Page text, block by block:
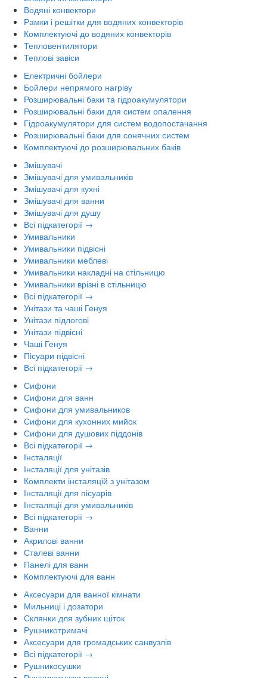
Водяні конвектори
Рамки і решітки для водяних конвекторів
Комплектуючі до водяних конвекторів
Тепловентилятори
Теплові завіси
Електричні бойлери
Бойлери непрямого нагріву
Розширювальні баки та гідроакумулятори
Розширювальні баки для систем опалення
Гідроакумулятори для систем водопостачання
Розширювальні баки для сонячних систем
Комплектуючі до розширювальних баків
Змішувачі
Змішувачі для умивальників
Змішувачі для кухні
Змішувачі для ванни
Змішувачі для душу
Всі підкатегорії →
Умивальники
Умивальники підвісні
Умивальники меблеві
Умивальники накладні на стільницю
Умивальники врізні в стільницю
Всі підкатегорії →
Унітази та чаші Генуя
Унітази підлогові
Унітази підвісні
Чаші Генуя
Пісуари підвісні
Всі підкатегорії →
Сифони
Сифони для ванн
Сифони для умивальников
Сифони для кухонних мийок
Сифони для душових піддонів
Всі підкатегорії →
Інсталяції
Інсталяції для унітазів
Комплекти інсталяцій з унітазом
Інсталяції для пісуарів
Інсталяції для умивальників
Всі підкатегорії →
Ванни
Акрилові ванни
Сталеві ванни
Панелі для ванн
Комплектуючі для ванн
Аксесуари для ванної кімнати
Мильниці і дозатори
Склянки для зубних щіток
Рушникотримачі
Аксесуари для громадських санвузлів
Всі підкатегорії →
Рушникосушки